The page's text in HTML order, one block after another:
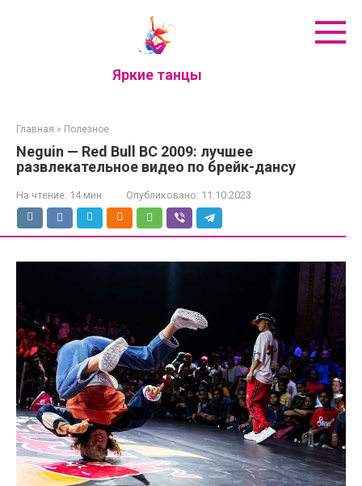
Яркие танцы
Главная » Полезное
Neguin — Red Bull BC 2009: лучшее
развлекательное видео по брейк-дансу
На чтение: 14 мин Опубликовано: 11.10.2023